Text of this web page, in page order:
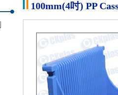
100mm(4吋) PP